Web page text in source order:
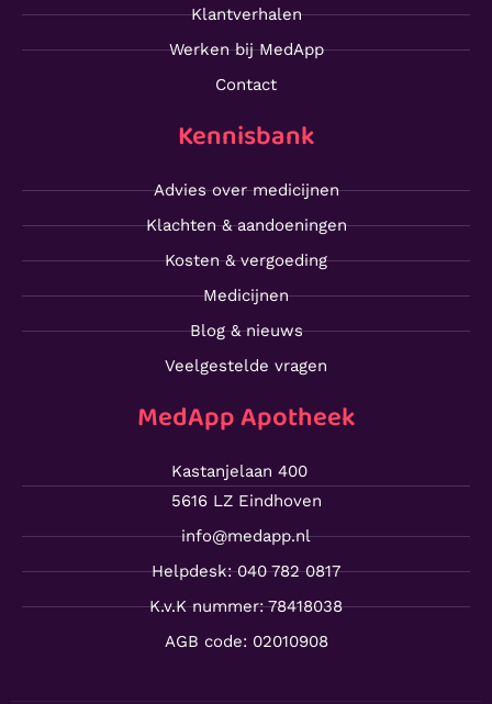
Klantverhalen
Werken bij MedApp
Contact
Kennisbank
Advies over medicijnen
Klachten & aandoeningen
Kosten & vergoeding
Medicijnen
Blog & nieuws
Veelgestelde vragen
MedApp Apotheek
Kastanjelaan 400
5616 LZ Eindhoven
info@medapp.nl
Helpdesk: 040 782 0817
K.v.K nummer: 78418038
AGB code: 02010908